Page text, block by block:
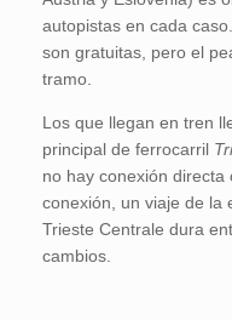
autopistas en cada
son gratuitas, pero el
tramo.
Los que llegan en tren
principal de ferrocarril
no hay conexión directa
conexión, un viaje de la
Trieste Centrale dura
cambios.